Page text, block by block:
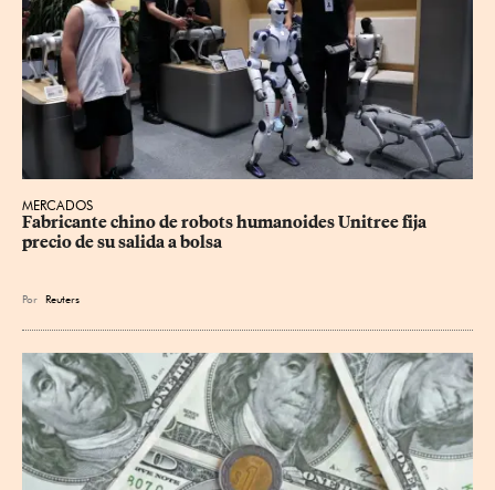
MERCADOS
Fabricante chino de robots humanoides Unitree fija
precio de su salida a bolsa
Por Reuters